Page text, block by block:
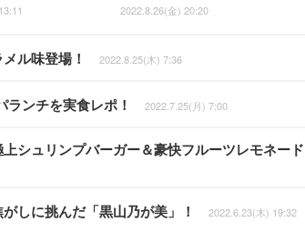
2022.8.26(金) 20:20
ル味登場！ 2022.8.25(木) 7:36
ランチを実食レポ！ 2022.7.25(月) 7:00
シュリンプバーガー＆豪快フルーツレモネード
しに挑んだ「黒山乃が美」！ 2022.6.23(木) 19:32